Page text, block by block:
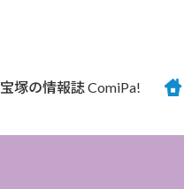
宝塚の情報誌 ComiPa!